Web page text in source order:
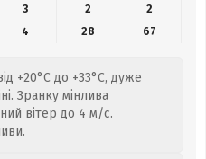
3 2
2
4 28 67
+20°C до +33°C, дуже
Зранку мінлива
вітер до 4 м/с.